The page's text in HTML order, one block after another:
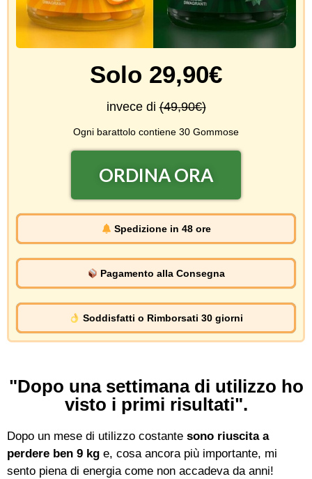
Solo 29,90€
invece di(49,90€)
Ogni barattolo contiene 30 Gommose
ORDINA ORA
Spedizione in 48 ore
Pagamento alla Consegna
Soddisfatti o Rimborsati 30 giorni
"Dopo una settimana di utilizzo ho
visto i primi risultati".
Dopo un mese di utilizzo costante sono riuscita a
perdere ben 9 kg e, cosa ancora più importante, mi
sento piena di energia come non accadeva da anni!